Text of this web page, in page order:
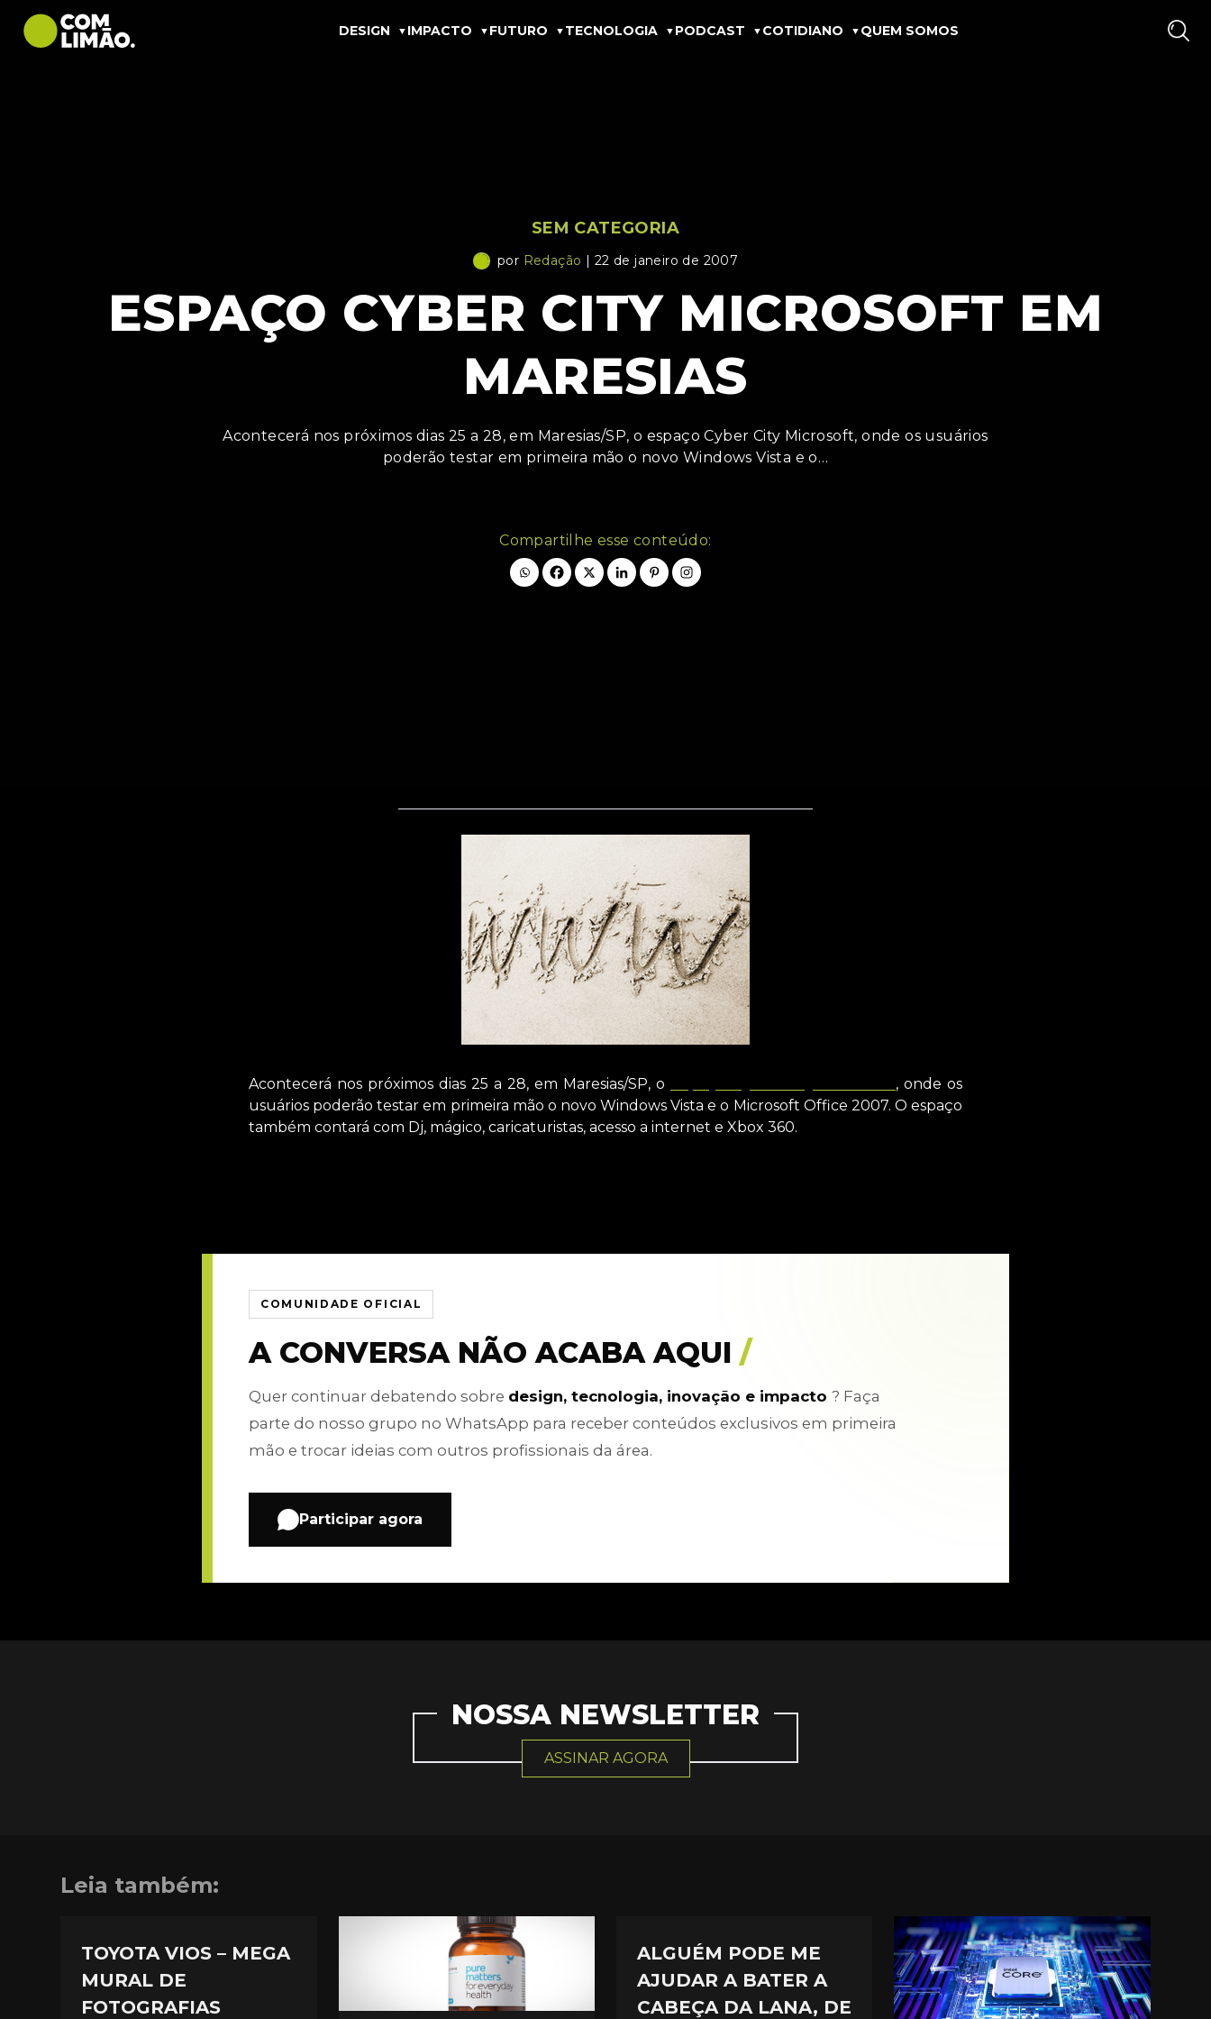
DESIGN IMPACTO FUTURO TECNOLOGIA PODCAST COTIDIANO QUEM SOMOS
SEM CATEGORIA
por Redação | 22 de janeiro de 2007
ESPAÇO CYBER CITY MICROSOFT EM
MARESIAS
Acontecerá nos próximos dias 25 a 28, em Maresias/SP, o espaço Cyber City Microsoft, onde os usuários
poderão testar em primeira mão o novo Windows Vista e o…
Compartilhe esse conteúdo:
Acontecerá nos próximos dias 25 a 28, em Maresias/SP, o
, onde os
usuários poderão testar em primeira mão o novo Windows Vista e o Microsoft Office 2007. O espaço
também contará com Dj, mágico, caricaturistas, acesso a internet e Xbox 360.
COMUNIDADE OFICIAL
A CONVERSA NÃO ACABA AQUI /
Quer continuar debatendo sobre design, tecnologia, inovação e impacto ? Faça
parte do nosso grupo no WhatsApp para receber conteúdos exclusivos em primeira
mão e trocar ideias com outros profissionais da área.
Participar agora
NOSSA NEWSLETTER
ASSINAR AGORA
Leia também:
TOYOTA VIOS – MEGA
MURAL DE
FOTOGRAFIAS
ALGUÉM PODE ME
AJUDAR A BATER A
CABEÇA DA LANA, DE